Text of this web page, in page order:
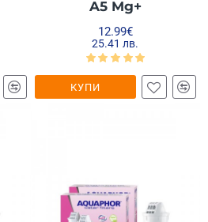
A5 Mg+
12.99€
25.41 лв.
КУПИ